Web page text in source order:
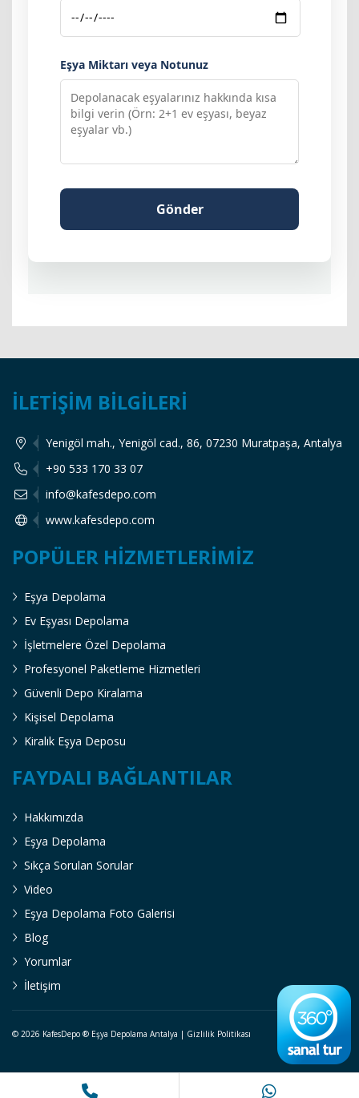
Eşya Miktarı veya Notunuz
Gönder
İLETIŞIM BILGILERI
Yenigöl mah., Yenigöl cad., 86, 07230 Muratpaşa, Antalya
+90 533 170 33 07
info@kafesdepo.com
www.kafesdepo.com
POPÜLER HIZMETLERIMIZ
Eşya Depolama
Ev Eşyası Depolama
İşletmelere Özel Depolama
Profesyonel Paketleme Hizmetleri
Güvenli Depo Kiralama
Kişisel Depolama
Kiralık Eşya Deposu
FAYDALI BAĞLANTILAR
Hakkımızda
Eşya Depolama
Sıkça Sorulan Sorular
Video
Eşya Depolama Foto Galerisi
Blog
Yorumlar
İletişim
© 2026 KafesDepo ® Eşya Depolama Antalya | Gizlilik Politikası